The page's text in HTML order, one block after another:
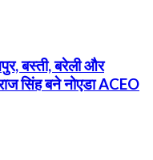
बस्ती, बरेली और
सिंह बने नोएडा ACEO